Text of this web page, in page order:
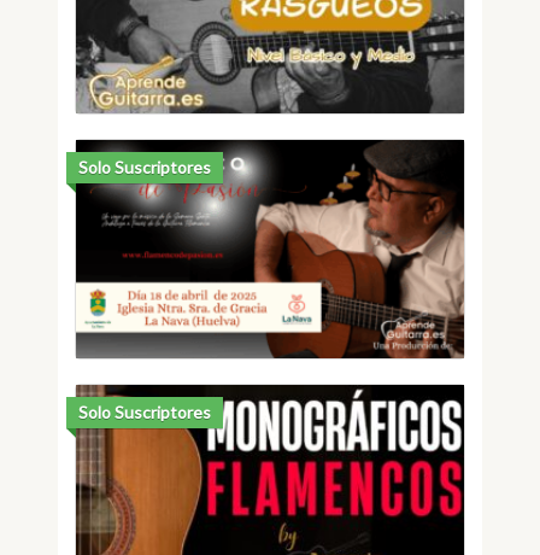
Solo Suscriptores
Solo Suscriptores